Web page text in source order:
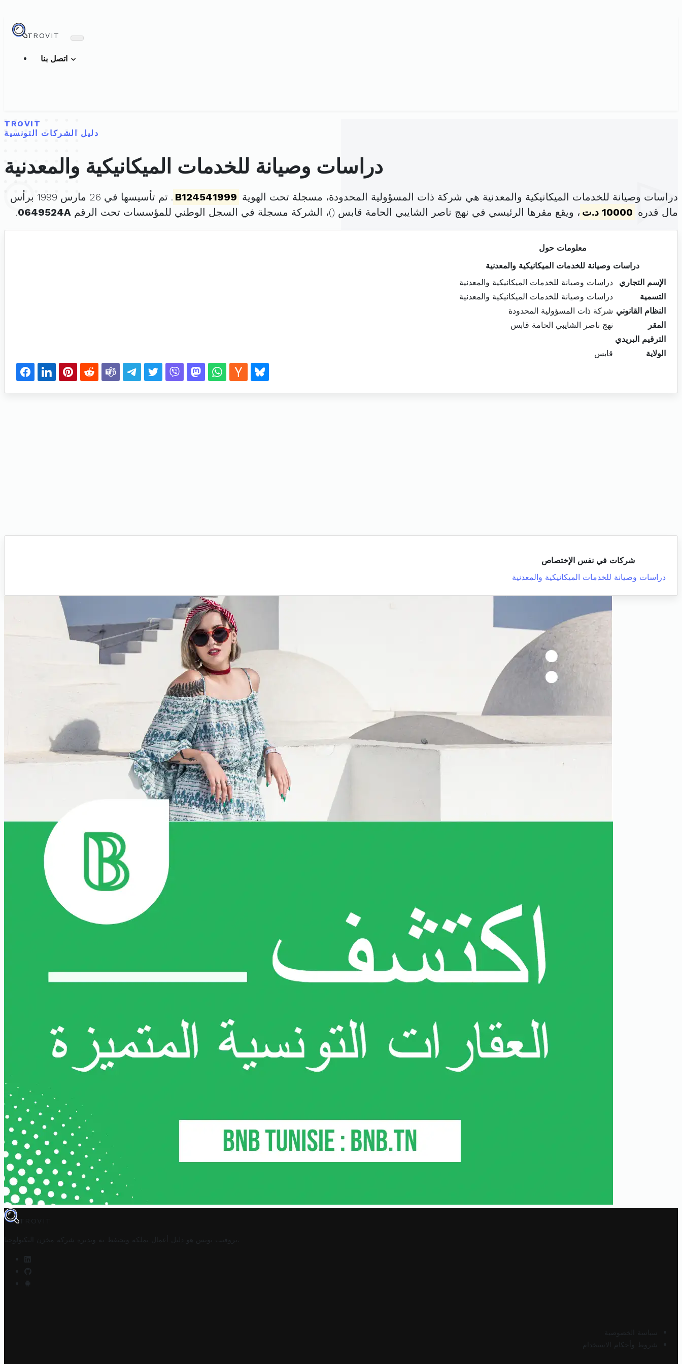
TROVIT
TROVIT
دليل الشركات التونسية
دراسات وصيانة للخدمات الميكانيكية والمعدنية
دراسات وصيانة للخدمات الميكانيكية والمعدنية هي شركة ذات المسؤولية المحدودة، مسجلة تحت الهوية B124541999
. تم تأسيسها في 26 مارس 1999 برأس
مال قدره 10000 د.ت ، ويقع مقرها الرئيسي في نهج ناصر الشايبي الحامة قابس ()، الشركة مسجلة في السجل الوطني للمؤسسات تحت الرقم 0649524A
.
معلومات حول
دراسات وصيانة للخدمات الميكانيكية والمعدنية
الإسم التجاري
دراسات وصيانة للخدمات الميكانيكية والمعدنية
التسمية
دراسات وصيانة للخدمات الميكانيكية والمعدنية
النظام القانوني شركة ذات المسؤولية المحدودة
المقر
نهج ناصر الشايبي الحامة قابس
الترقيم البريدي
الولاية
قابس
شركات في نفس الإختصاص
دراسات وصيانة للخدمات الميكانيكية والمعدنية
TROVIT
تروفيت تونس هو دليل أعمال تملكه وتحتفظ به وتديره شركة مخزن التكنولوجيا
سياسة الخصوصية
شروط وأحكام الاستخدام